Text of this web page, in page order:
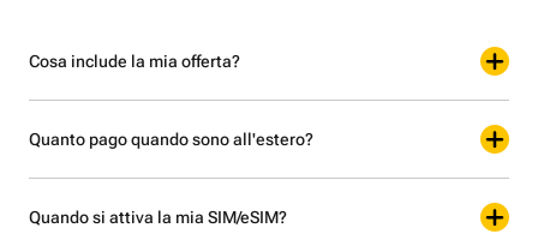
Cosa include la mia offerta?
Quanto pago quando sono all'estero?
Quando si attiva la mia SIM/eSIM?